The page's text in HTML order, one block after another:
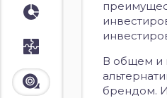
Аналитика
Лента
В общем и
брендом.